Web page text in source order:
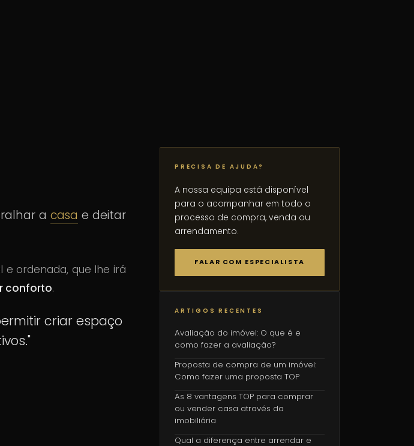
PRECISA DE AJUDA?
A nossa equipa está disponível
para o acompanhar em todo o
processo de compra, venda ou
arrendamento.
FALAR COM ESPECIALISTA
ARTIGOS RECENTES
Avaliação do imóvel: O que é e
como fazer a avaliação?
Proposta de compra de um imóvel:
Como fazer uma proposta TOP
As 8 vantagens TOP para comprar
ou vender casa através da
imobiliária
Qual a diferença entre arrendar e
a casa e deitar
ordenada, que lhe irá
conforto.
criar espaço